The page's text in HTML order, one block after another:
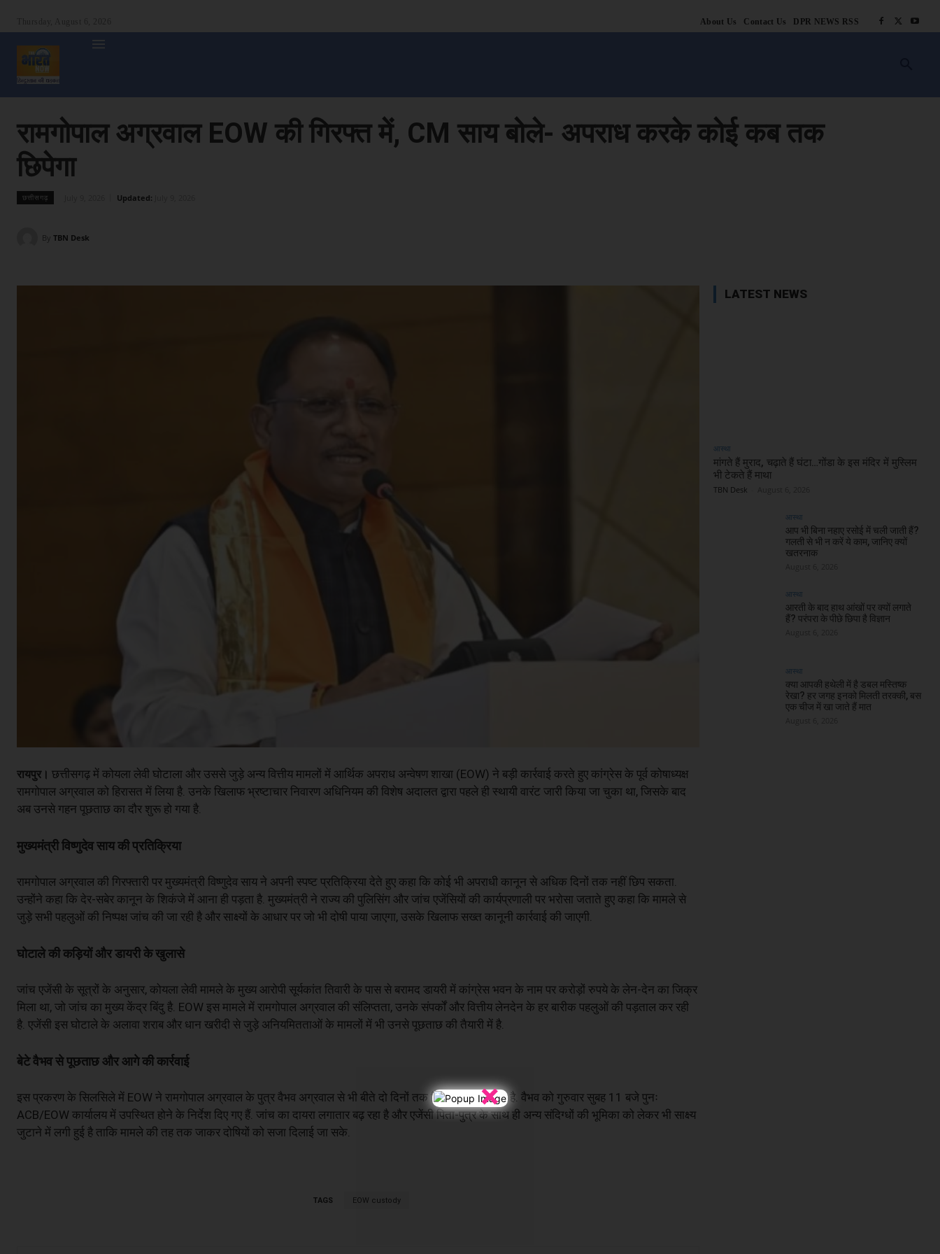
×
About Us Contact Us DPR NEWS RSS
रामगोपाल अग्रवाल EOW की गिरफ्त में, CM साय बोले- अपराध करके कोई कब तक
छिपेगा
छत्तीसगढ़ Updated:
By TBN Desk
रायपुर। छत्तीसगढ़ में कोयला लेवी घोटाला और उससे जुड़े अन्य वित्तीय मामलों में आर्थिक अपराध अन्वेषण शाखा (EOW) ने बड़ी कार्रवाई करते हुए कांग्रेस के पूर्व कोषाध्यक्ष
रामगोपाल अग्रवाल को हिरासत में लिया है. उनके खिलाफ भ्रष्टाचार निवारण अधिनियम की विशेष अदालत द्वारा पहले ही स्थायी वारंट जारी किया जा चुका था, जिसके बाद
अब उनसे गहन पूछताछ का दौर शुरू हो गया है.
मुख्यमंत्री विष्णुदेव साय की प्रतिक्रिया
रामगोपाल अग्रवाल की गिरफ्तारी पर मुख्यमंत्री विष्णुदेव साय ने अपनी स्पष्ट प्रतिक्रिया देते हुए कहा कि कोई भी अपराधी कानून से अधिक दिनों तक नहीं छिप सकता.
उन्होंने कहा कि देर-सबेर कानून के शिकंजे में आना ही पड़ता है. मुख्यमंत्री ने राज्य की पुलिसिंग और जांच एजेंसियों की कार्यप्रणाली पर भरोसा जताते हुए कहा कि मामले से
जुड़े सभी पहलुओं की निष्पक्ष जांच की जा रही है और साक्ष्यों के आधार पर जो भी दोषी पाया जाएगा, उसके खिलाफ सख्त कानूनी कार्रवाई की जाएगी.
घोटाले की कड़ियों और डायरी के खुलासे
जांच एजेंसी के सूत्रों के अनुसार, कोयला लेवी मामले के मुख्य आरोपी सूर्यकांत तिवारी के पास से बरामद डायरी में कांग्रेस भवन के नाम पर करोड़ों रुपये के लेन-देन का जिक्र
मिला था, जो जांच का मुख्य केंद्र बिंदु है. EOW इस मामले में रामगोपाल अग्रवाल की संलिप्तता, उनके संपर्कों और वित्तीय लेनदेन के हर बारीक पहलुओं की पड़ताल कर रही
है. एजेंसी इस घोटाले के अलावा शराब और धान खरीदी से जुड़े अनियमितताओं के मामलों में भी उनसे पूछताछ की तैयारी में है.
बेटे वैभव से पूछताछ और आगे की कार्रवाई
इस प्रकरण के सिलसिले में EOW ने रामगोपाल अग्रवाल के पुत्र वैभव अग्रवाल से भी बीते दो दिनों तक विस्तृत पूछताछ की है. वैभव को गुरुवार सुबह 11 बजे पुनः
ACB/EOW कार्यालय में उपस्थित होने के निर्देश दिए गए हैं. जांच का दायरा लगातार बढ़ रहा है और एजेंसी पिता-पुत्र के साथ ही अन्य संदिग्धों की भूमिका को लेकर भी साक्ष्य
जुटाने में लगी हुई है ताकि मामले की तह तक जाकर दोषियों को सजा दिलाई जा सके.
TAGS EOW custody
LATEST NEWS
आस्था
मांगते हैं मुराद, चढ़ाते हैं घंटा…गोंडा के इस मंदिर में मुस्लिम
भी टेकते हैं माथा
TBN Desk
आस्था
आप भी बिना नहाए रसोई में चली जाती हैं?
गलती से भी न करें ये काम, जानिए क्यों
खतरनाक
आस्था
आरती के बाद हाथ आंखों पर क्यों लगाते
हैं? परंपरा के पीछे छिपा है विज्ञान
आस्था
क्या आपकी हथेली में है डबल मस्तिष्क
रेखा? हर जगह इनको मिलती तरक्की, बस
एक चीज में खा जाते हैं मात